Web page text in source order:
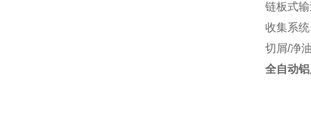
链板式
收集系统
切屑/净
全自动